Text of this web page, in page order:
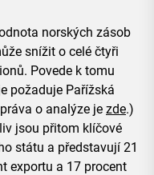
norských zásob
snížit o celé čtyři
Povede k tomu
požaduje Pařížská
o analýze je zde.)
jsou přitom klíčové
státu a představují 21
exportu a 17 procent